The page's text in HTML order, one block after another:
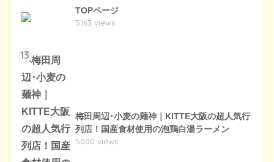
TOPページ
5163 views
13
梅田周辺･小麦の麺神｜KITTE大阪の超人気行
列店！国産食材使用の泡鶏白湯ラーメン
5000 views